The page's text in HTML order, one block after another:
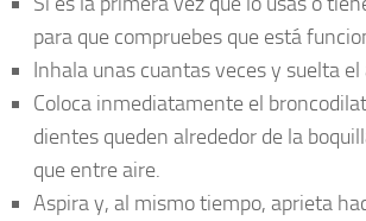
para que compruebes que está
Inhala unas cuantas veces y suelta el
Coloca inmediatamente el
dientes queden alrededor de la
que entre aire.
Aspira y, al mismo tiempo, aprieta